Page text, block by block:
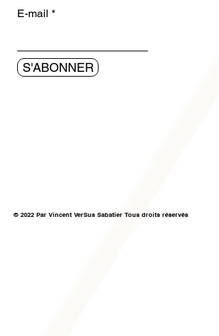
E-mail
S'ABONNER
© 2022 Par Vincent VerSus Sabatier Tous droits réservés